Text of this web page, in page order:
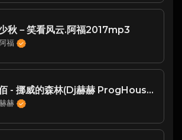
秋－笑看风云.阿福2017mp3
福
伍佰 - 挪威的森林(Dj赫赫 ProgHouse Rmx 2023)
赫